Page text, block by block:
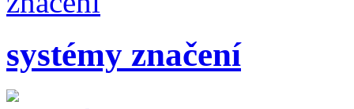
systémy značení